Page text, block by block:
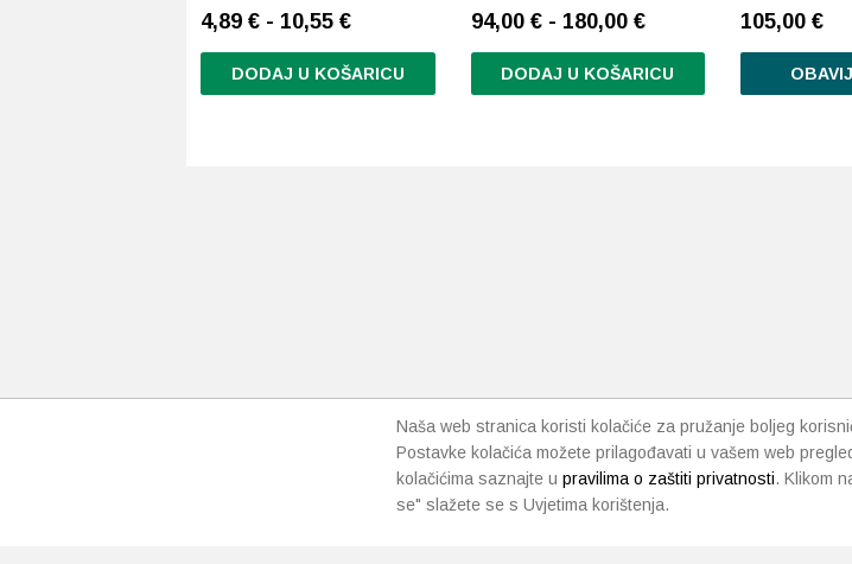
4,89 € - 10,55 €
DODAJ U KOŠARICU
proizvoda
94,00 € - 180,00 €
DODAJ U KOŠARICU
proizvoda
105,00€
Naša web stranica koristi kolačiće za pružanje boljeg
Postavke kolačića možete prilagođavati u vašem web
kolačićima saznajte u pravilima o zaštiti privatnosti. Klikom
se" slažete se s Uvjetima korištenja.